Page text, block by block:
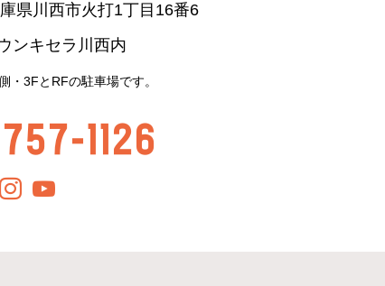
県川西市火打1丁目16番6
ンキセラ川西内
・3FとRFの駐車場です。
1126